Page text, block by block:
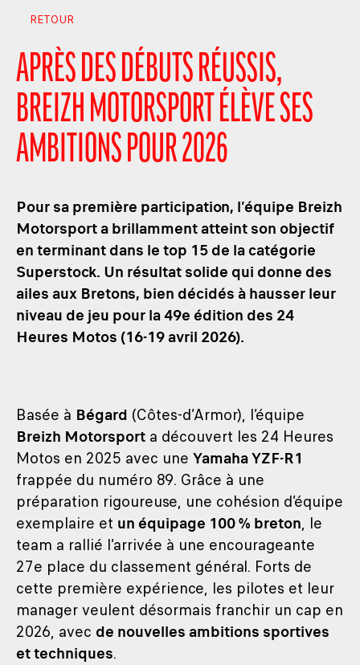
RETOUR
APRÈS DES DÉBUTS RÉUSSIS,
BREIZH MOTORSPORT ÉLÈVE SES
AMBITIONS POUR 2026
Pour sa première participation, l’équipe Breizh
Motorsport a brillamment atteint son objectif
en terminant dans le top 15 de la catégorie
Superstock. Un résultat solide qui donne des
ailes aux Bretons, bien décidés à hausser leur
niveau de jeu pour la 49e édition des 24
Heures Motos (16-19 avril 2026).
Basée à Bégard (Côtes-d’Armor), l’équipe
Breizh Motorsport a découvert les 24 Heures
Motos en 2025 avec une Yamaha YZF-R1
frappée du numéro 89. Grâce à une
préparation rigoureuse, une cohésion d’équipe
exemplaire et un équipage 100 % breton, le
team a rallié l’arrivée à une encourageante
27e place du classement général. Forts de
cette première expérience, les pilotes et leur
manager veulent désormais franchir un cap en
2026, avec de nouvelles ambitions sportives
et techniques.